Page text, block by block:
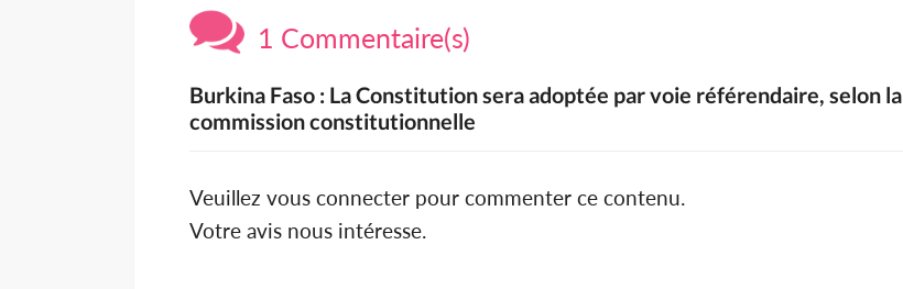
1 Commentaire(s)
Burkina Faso : La Constitution sera adoptée par voie référendaire, selon la
commission constitutionnelle
Veuillez vous connecter pour commenter ce contenu.
Votre avis nous intéresse.